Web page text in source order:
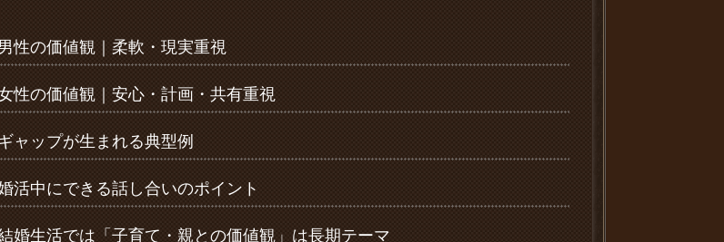
性の価値観｜柔軟・現実重視
性の価値観｜安心・計画・共有重視
ャップが生まれる典型例
活中にできる話し合いのポイント
婚生活では「子育て・親との価値観」は長期テーマ